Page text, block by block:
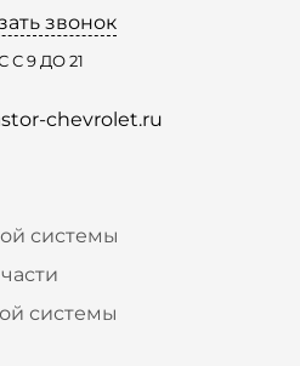
звонок
С 9 ДО 21
chevrolet.ru
системы
системы